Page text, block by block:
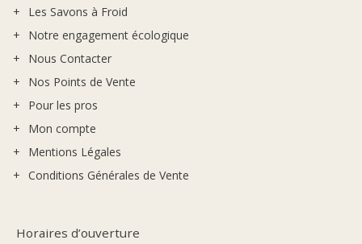
Les Savons à Froid
Notre engagement écologique
Nous Contacter
Nos Points de Vente
Pour les pros
Mon compte
Mentions Légales
Conditions Générales de Vente
Horaires d’ouverture